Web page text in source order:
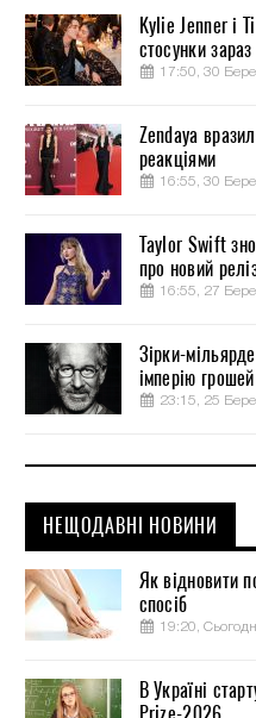
Kylie Jenner і
стосунки зараз
17:50, 30
Zendaya
реакціями
16:55, 30
Taylor Swift
про новий
16:55, 27
Зірки-
імперію грошей
23:15, 25
НЕЩОДАВНІ НОВИНИ
Як відновити
спосіб
19:20,
В Україні